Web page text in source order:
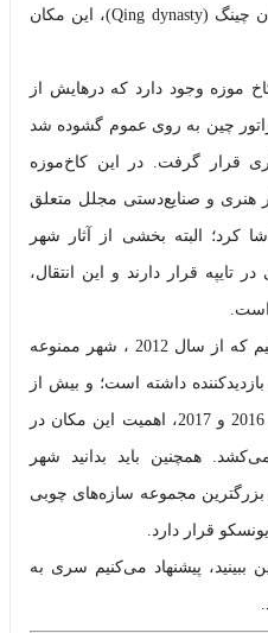
ساخت این مجموعه تا پایان دودمان چینگ (Qing dynasty)، این مکان
موزه وجود دارد که درهایش از
امپراتور چین به روی عموم گشوده شد
قرار گرفت. در این کاخ‌موزه
هنری و صنایع‌دستی مجلل متعلق
کرد؛ البته بخشی از آثار شهر
تایپه قرار دارند و این انتقال،
بد نیست به این نکته هم اشاره کنیم که از سال 2012 ، شهر ممنوعه
متوسط 14 میلیون بازدیدکننده داشته است؛ و بیش از
16 میلیون بازدیدکننده در سال‌های 2016 و 2017، اهمیت این مکان در
همچنین باید بدانید شهر
تحت عنوان بزرگترین مجموعه سازه‌های چوبی
قرار دارد.
ببینید، پیشنهاد می‌کنیم سری به